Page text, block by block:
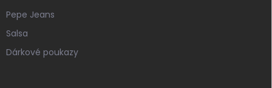
Pepe Jeans
Salsa
Dárkové poukazy